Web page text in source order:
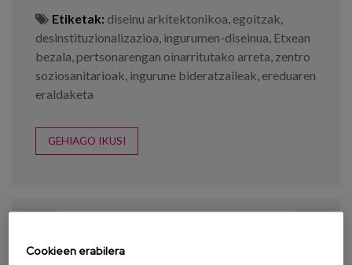
Etiketak: diseinu arkitektonikoa, egoitzak,
desinstituzionalizazioa, ingurumen-diseinua, Etxean
bezala,pertsonarengan oinarritutako arreta, zentro
soziosanitarioak, ingurune bideratzaileak, ereduaren
eraldaketa
GEHIAGO IKUSI
Cookieen erabilera